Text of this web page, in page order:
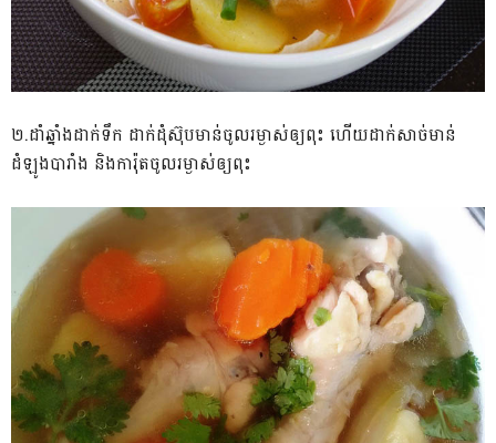
២.ដាំឆ្នាំងដាក់ទឹក ដាក់ដុំស៊ុបមាន់ចូលរម្ងាស់ឲ្យពុះ ហើយដាក់សាច់មាន់
ដំឡូងបារាំង និងការ៉ុតចូលរម្ងាស់ឲ្យពុះ